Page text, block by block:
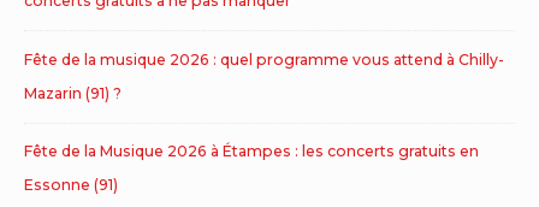
Fête de la musique 2026 : quel programme vous attend à Chilly-
Mazarin (91) ?
Fête de la Musique 2026 à Étampes : les concerts gratuits en
Essonne (91)